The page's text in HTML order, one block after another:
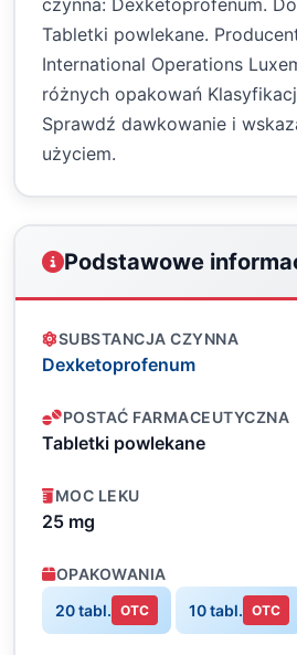
czynna: Dexketoprofenum.
Tabletki powlekane.
International Operations
różnych opakowań
Sprawdź dawkowanie i
użyciem.
Podstawowe
SUBSTANCJA CZYNNA
Dexketoprofenum
POSTAĆ FARMACEUTYCZNA
Tabletki powlekane
MOC LEKU
25 mg
OPAKOWANIA
20 tabl. OTC 10 tabl. OTC